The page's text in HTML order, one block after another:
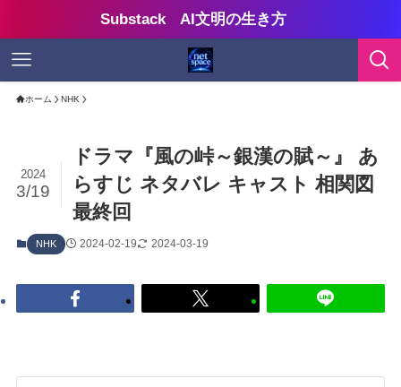
Substack AI文明の生き方
ホーム NHK
ドラマ『風の峠～銀漢の賦～』 あ
らすじ ネタバレ キャスト 相関図
最終回
2024
3/19
NHK 2024-02-19 2024-03-19